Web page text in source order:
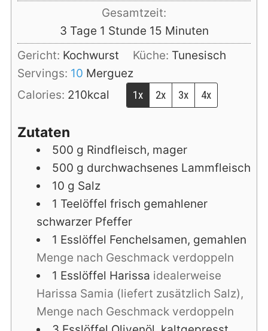
Gesamtzeit:
3Tage
Tage 1 Stunde
Stunde 15Minuten
Minuten
Gericht: Kochwurst Küche: Tunesisch
Servings: 10 Merguez
Calories: 210kcal 1x 2x 3x 4x
Zutaten
500 g Rindfleisch, mager
500 g durchwachsenes Lammfleisch
10 g Salz
1 Teelöffel frisch gemahlener
schwarzer Pfeffer
1 Esslöffel Fenchelsamen, gemahlen
Menge nach Geschmack verdoppeln
1 Esslöffel Harissa idealerweise
Harissa Samia (liefert zusätzlich Salz),
Menge nach Geschmack verdoppeln